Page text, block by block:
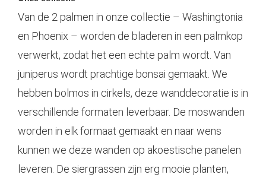
Van de 2 palmen in onze collectie – Washingtonia
en Phoenix – worden de bladeren in een palmkop
verwerkt, zodat het een echte palm wordt. Van
juniperus wordt prachtige bonsai gemaakt. We
hebben bolmos in cirkels, deze wanddecoratie is in
verschillende formaten leverbaar. De moswanden
worden in elk formaat gemaakt en naar wens
kunnen we deze wanden op akoestische panelen
leveren. De siergrassen zijn erg mooie planten,